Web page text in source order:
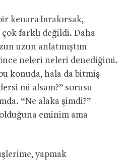
kenara bırakırsak,
farklı değildi. Daha
uzun anlatmıştım
neleri neleri denediğimi.
konuda, hala da bitmiş
mi alsam?” sorusu
“Ne alaka şimdi?”
eminim ama
yapmak